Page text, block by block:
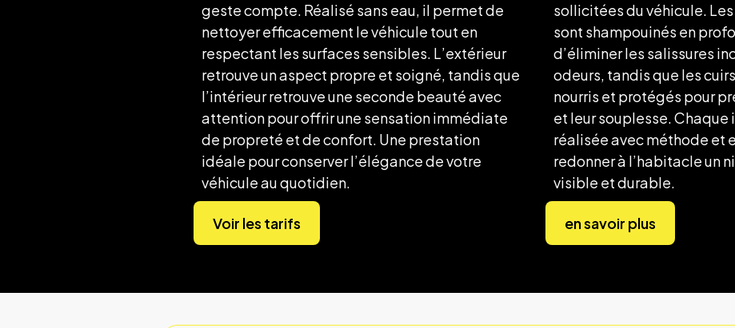
geste compte. Réalisé sans eau, il permet de
nettoyer efficacement le véhicule tout en
respectant les surfaces sensibles. L’extérieur
retrouve un aspect propre et soigné, tandis que
l’intérieur retrouve une seconde beauté avec
attention pour offrir une sensation immédiate
de propreté et de confort. Une prestation
idéale pour conserver l’élégance de votre
véhicule au quotidien.
Voir les tarifs
sollicitées du véhicule.
sont shampouinés en
d’éliminer les salissures
odeurs, tandis que les
nourris et protégés pour
et leur souplesse. Chaque
réalisée avec méthode et
redonner à l’habitacle un
visible et durable.
en savoir plus